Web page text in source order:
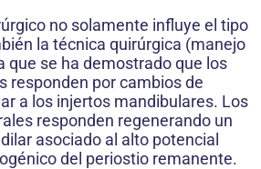
no solamente influye el tipo
la técnica quirúrgica (manejo
que se ha demostrado que los
responden por cambios de
a los injertos mandibulares. Los
responden regenerando un
asociado al alto potencial
del periostio remanente.